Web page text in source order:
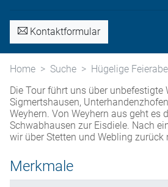
Kontaktformular
Home Suche
Hügelige
Die Tour führt uns über unbefestigte
Sigmertshausen,
Weyhern. Von Weyhern aus geht es
Schwabhausen zur Eisdiele. Nach
wir über Stetten und Webling zurück
Merkmale